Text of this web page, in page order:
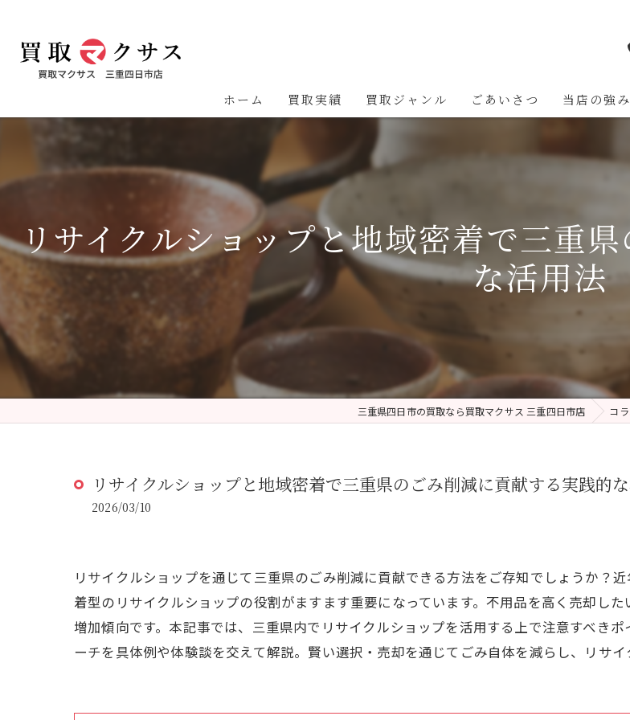
ホーム 買取実績 買取ジャンル ごあいさつ 当店の強み
リサイクルショップと地域密着で三重
な活用法
三重県四日市の買取なら買取マクサス 三重四日市店 コ
リサイクルショップと地域密着で三重県のごみ削減に貢献する実践的
2026/03/10
リサイクルショップを通じて三重県のごみ削減に貢献できる方法をご存知でしょうか？
着型のリサイクルショップの役割がますます重要になっています。不用品を高く売却し
増加傾向です。本記事では、三重県内でリサイクルショップを活用する上で注意すべき
ーチを具体例や体験談を交えて解説。賢い選択・売却を通じてごみ自体を減らし、リサ